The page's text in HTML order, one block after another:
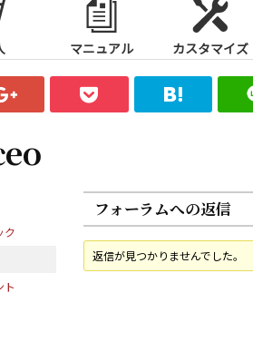
マニュアル カスタマイズ
ク
ト
フォーラムへの返信
返信が見つかりませんでした。